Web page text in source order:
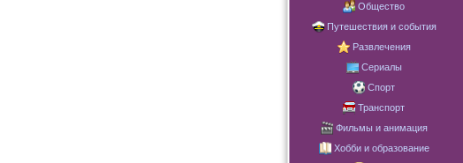
Общество
Путешествия и события
Развлечения
Сериалы
Спорт
Транспорт
Фильмы и анимация
Хобби и образование